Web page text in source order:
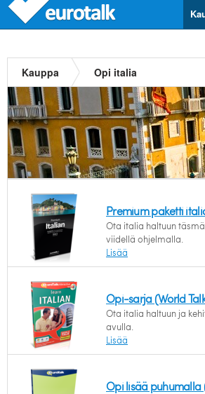
Kauppa Opi italia
Premium paketti
Ota italia haltuun
viidellä ohjelmalla.
Lisää
Opi-sarja (World
Ota italia haltuun ja
avulla.
Lisää
Opi lisää puhumalla